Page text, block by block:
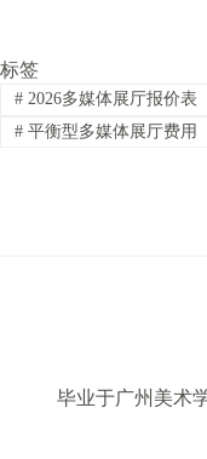
标签
#2026多媒体展厅报价表
#平衡型多媒体展厅费用
毕业于广州美术